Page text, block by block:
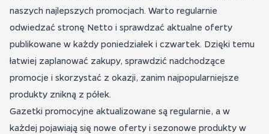
naszych najlepszych promocjach. Warto regularnie
odwiedzać stronę Netto i sprawdzać aktualne oferty
publikowane w każdy poniedziałek i czwartek. Dzięki temu
łatwiej zaplanować zakupy, sprawdzić nadchodzące
promocje i skorzystać z okazji, zanim najpopularniejsze
produkty znikną z półek.
Gazetki promocyjne aktualizowane są regularnie, a w
każdej pojawiają się nowe oferty i sezonowe produkty w